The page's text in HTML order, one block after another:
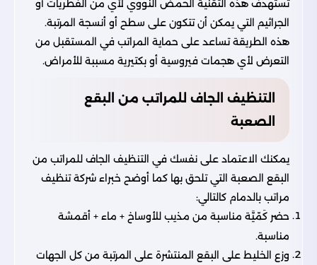
تستهدف هذه التقنية الحمض النووي لأي من الفطريات أو
الجراثيم التي يمكن أن تتكون على سطح أو أنسجة المرتبة.
هذه الطريقة تساعد على حماية المراتب في المستقبل من
التعرض لأي هجمات فيروسية أو بكتيرية مسببة للأمراض.
التنظيف الجاف للمراتب من البقع
الصعبة
يمكنك الاعتماد على نفسك في التنظيف الجاف للمراتب من
البقع الصعبة التي تلحق بها كما أوضح خبراء شركة تنظيف
مراتب بالدمام كالتالي:
حضر كَمّيَّة مناسبة من مذيب للأوساخ + ماء + أقمشة
مناسبة.
وزع الخليط على البقع المنتشرة على المرتبة من كل الجهات